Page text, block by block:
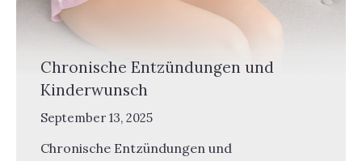
Chronische Entzündungen und
Kinderwunsch
September 13, 2025
Chronische Entzündungen und